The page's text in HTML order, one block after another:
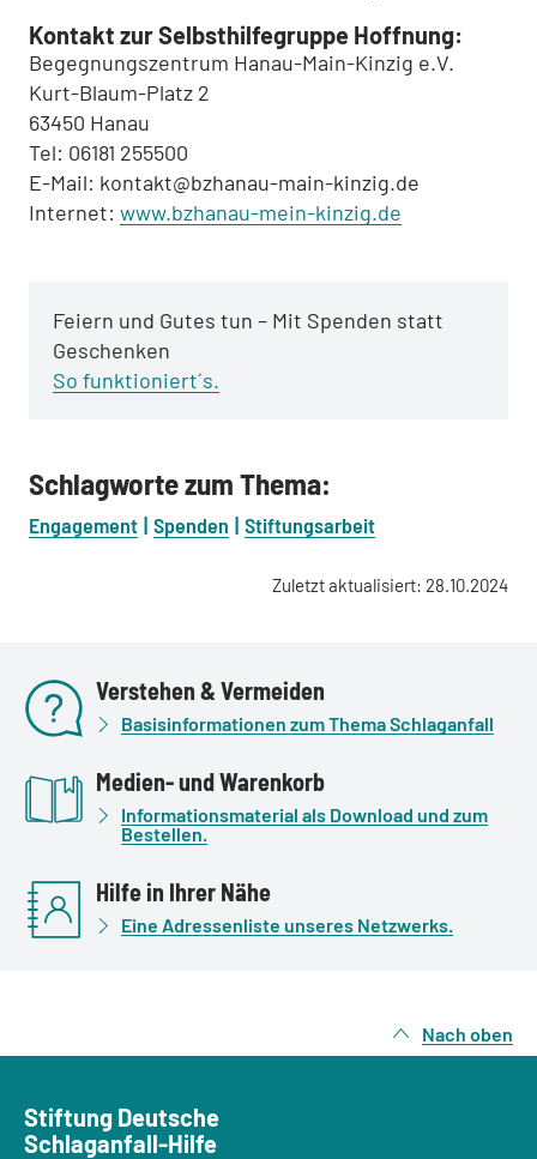
Kontakt zur Selbsthilfegruppe Hoffnung:
Begegnungszentrum Hanau-Main-Kinzig e.V.
Kurt-Blaum-Platz 2
63450 Hanau
Tel: 06181 255500
E-Mail: kontakt@bzhanau-main-kinzig.de
Internet: www.bzhanau-mein-kinzig.de
Feiern und Gutes tun – Mit Spenden statt
Geschenken
So funktioniert´s.
Schlagworte zum Thema:
Engagement Spenden Stiftungsarbeit
Zuletzt aktualisiert: 28.10.2024
Verstehen & Vermeiden
Basisinformationen zum Thema Schlaganfall
Medien- und Warenkorb
Informationsmaterial als Download und zum
Bestellen.
Hilfe in Ihrer Nähe
Eine Adressenliste unseres Netzwerks.
Nach oben
Stiftung Deutsche
Schlaganfall-Hilfe